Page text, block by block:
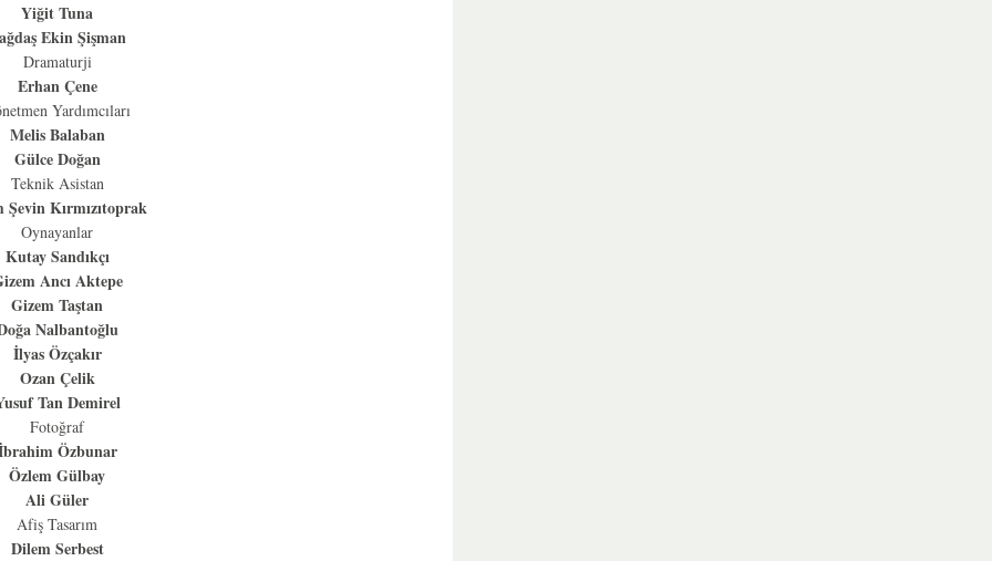
Yiğit Tuna
Ekin Şişman
Dramaturji
Erhan Çene
Yardımcıları
Melis Balaban
Gülce Doğan
Teknik Asistan
Şevin Kırmızıtoprak
Oynayanlar
Kutay Sandıkçı
Ancı Aktepe
Gizem Taştan
Nalbantoğlu
İlyas Özçakır
Ozan Çelik
Tan Demirel
Fotoğraf
Özbunar
Özlem Gülbay
Ali Güler
Afiş Tasarım
Dilem Serbest